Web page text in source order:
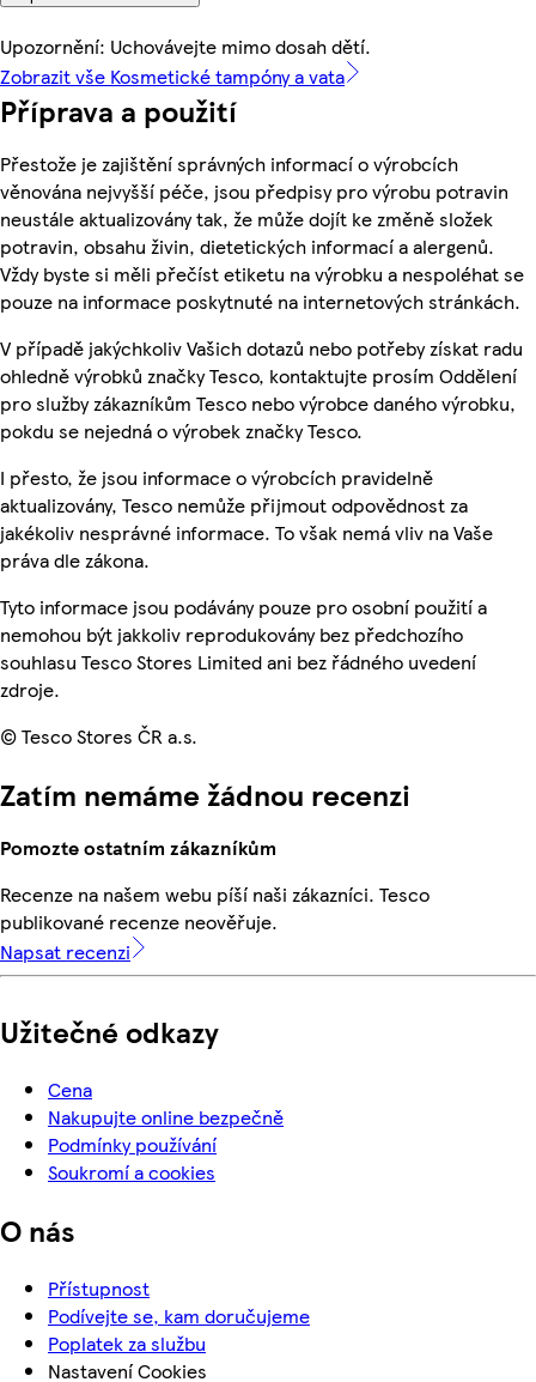
Upozornění: Uchovávejte mimo dosah dětí.
Zobrazit vše Kosmetické tampóny a vata
Příprava a použití
Přestože je zajištění správných informací o výrobcích
věnována nejvyšší péče, jsou předpisy pro výrobu potravin
neustále aktualizovány tak, že může dojít ke změně složek
potravin, obsahu živin, dietetických informací a alergenů.
Vždy byste si měli přečíst etiketu na výrobku a nespoléhat se
pouze na informace poskytnuté na internetových stránkách.
V případě jakýchkoliv Vašich dotazů nebo potřeby získat radu
ohledně výrobků značky Tesco, kontaktujte prosím Oddělení
pro služby zákazníkům Tesco nebo výrobce daného výrobku,
pokdu se nejedná o výrobek značky Tesco.
I přesto, že jsou informace o výrobcích pravidelně
aktualizovány, Tesco nemůže přijmout odpovědnost za
jakékoliv nesprávné informace. To však nemá vliv na Vaše
práva dle zákona.
Tyto informace jsou podávány pouze pro osobní použití a
nemohou být jakkoliv reprodukovány bez předchozího
souhlasu Tesco Stores Limited ani bez řádného uvedení
zdroje.
© Tesco Stores ČR a.s.
Zatím nemáme žádnou recenzi
Pomozte ostatním zákazníkům
Recenze na našem webu píší naši zákazníci. Tesco
publikované recenze neověřuje.
Napsat recenzi
Užitečné odkazy
Cena
Nakupujte online bezpečně
Podmínky používání
Soukromí a cookies
O nás
Přístupnost
Podívejte se, kam doručujeme
Poplatek za službu
Nastavení Cookies